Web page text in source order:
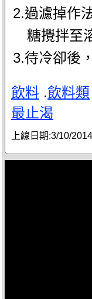
2.過濾掉作
糖攪拌至
3.待冷卻後
飲料 .飲料類
最止渴
上線日期:3/10/2014